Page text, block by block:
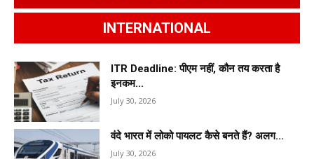
INTERNATIONAL
ITR Deadline: पीएम नहीं, कौन तय करता है
इनकम...
July 30, 2026
वंदे भारत में लोको पायलट कैसे बनते हैं? अलग...
July 30, 2026